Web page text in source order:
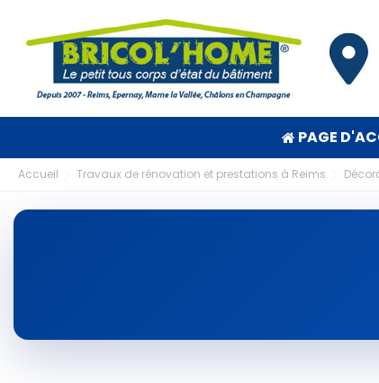
PAGE
Accueil Travaux de rénovation et prestations à Reims